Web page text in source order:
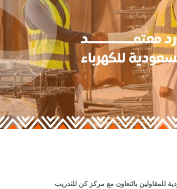
للمقاولين بالتعاون مع مركز كن للتدريب